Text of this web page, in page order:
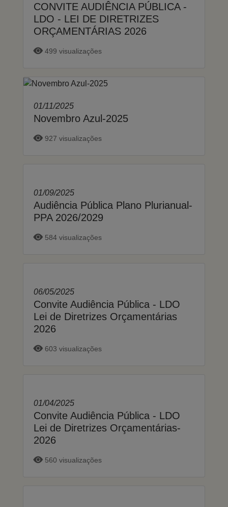
CONVITE AUDIÊNCIA PÚBLICA -
LDO - LEI DE DIRETRIZES
ORÇAMENTÁRIAS 2026
499 visualizações
01/11/2025
Novembro Azul-2025
927 visualizações
01/09/2025
Audiência Pública Plano Plurianual-
PPA 2026/2029
584 visualizações
06/05/2025
Convite Audiência Pública - LDO
Lei de Diretrizes Orçamentárias
2026
603 visualizações
01/04/2025
Convite Audiência Pública - LDO
Lei de Diretrizes Orçamentárias-
2026
560 visualizações